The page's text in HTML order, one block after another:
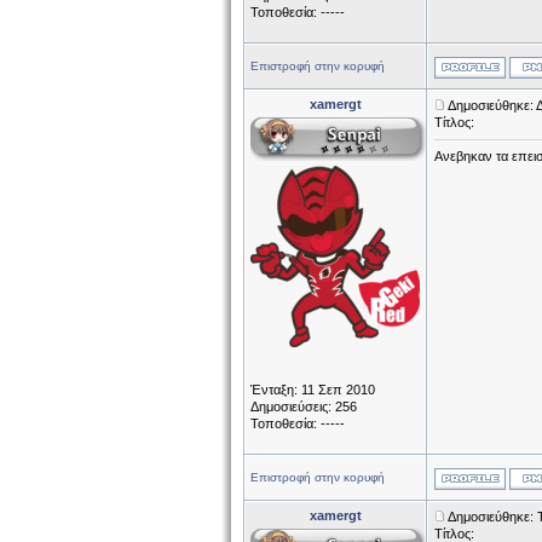
Τοποθεσία: -----
Επιστροφή στην κορυφή
xamergt
Ένταξη: 11 Σεπ 2010
Δημοσιεύσεις: 256
Τοποθεσία: -----
Δημοσιεύθηκε:
Τίτλος:
Aνεβηκαν τα
Επιστροφή στην κορυφή
xamergt
Δημοσιεύθηκε:
Τίτλος: